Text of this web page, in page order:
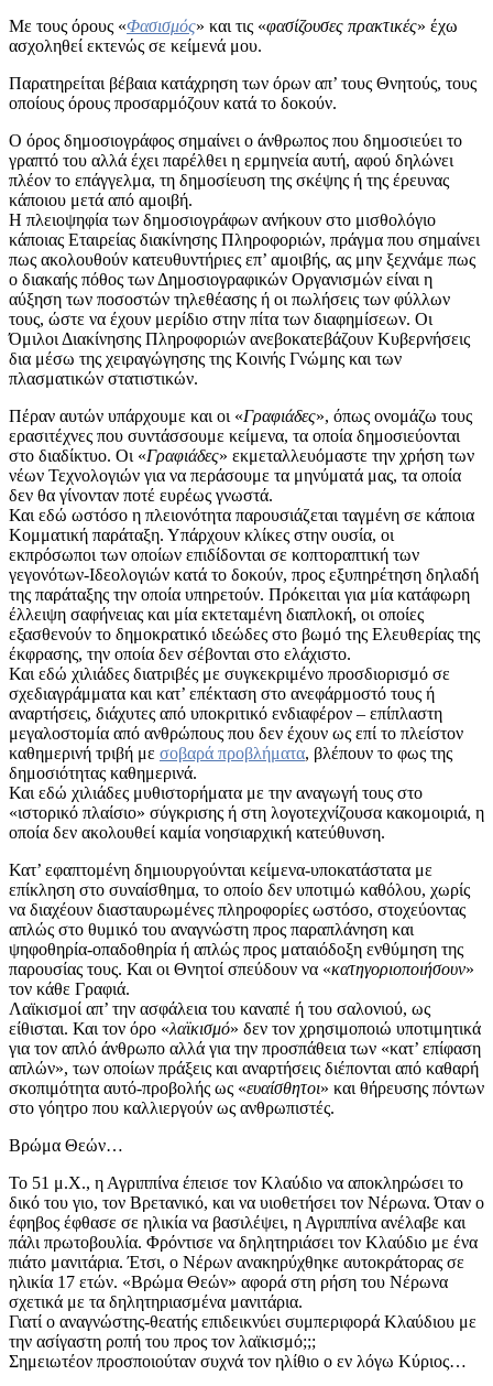
Με τους όρους «Φασισμός» και τις «φασίζουσες πρακτικές» έχω
ασχοληθεί εκτενώς σε κείμενά μου.
Παρατηρείται βέβαια κατάχρηση των όρων απ’ τους Θνητούς, τους
οποίους όρους προσαρμόζουν κατά το δοκούν.
Ο όρος δημοσιογράφος σημαίνει ο άνθρωπος που δημοσιεύει το
γραπτό του αλλά έχει παρέλθει η ερμηνεία αυτή, αφού δηλώνει
πλέον το επάγγελμα, τη δημοσίευση της σκέψης ή της έρευνας
κάποιου μετά από αμοιβή.
Η πλειοψηφία των δημοσιογράφων ανήκουν στο μισθολόγιο
κάποιας Εταιρείας διακίνησης Πληροφοριών, πράγμα που σημαίνει
πως ακολουθούν κατευθυντήριες επ’ αμοιβής, ας μην ξεχνάμε πως
ο διακαής πόθος των Δημοσιογραφικών Οργανισμών είναι η
αύξηση των ποσοστών τηλεθέασης ή οι πωλήσεις των φύλλων
τους, ώστε να έχουν μερίδιο στην πίτα των διαφημίσεων. Οι
Όμιλοι Διακίνησης Πληροφοριών ανεβοκατεβάζουν Κυβερνήσεις
δια μέσω της χειραγώγησης της Κοινής Γνώμης και των
πλασματικών στατιστικών.
Πέραν αυτών υπάρχουμε και οι «Γραφιάδες», όπως ονομάζω τους
ερασιτέχνες που συντάσσουμε κείμενα, τα οποία δημοσιεύονται
στο διαδίκτυο. Οι «Γραφιάδες» εκμεταλλευόμαστε την χρήση των
νέων Τεχνολογιών για να περάσουμε τα μηνύματά μας, τα οποία
δεν θα γίνονταν ποτέ ευρέως γνωστά.
Και εδώ ωστόσο η πλειονότητα παρουσιάζεται ταγμένη σε κάποια
Κομματική παράταξη. Υπάρχουν κλίκες στην ουσία, οι
εκπρόσωποι των οποίων επιδίδονται σε κοπτοραπτική των
γεγονότων-Ιδεολογιών κατά το δοκούν, προς εξυπηρέτηση δηλαδή
της παράταξης την οποία υπηρετούν. Πρόκειται για μία κατάφωρη
έλλειψη σαφήνειας και μία εκτεταμένη διαπλοκή, οι οποίες
εξασθενούν το δημοκρατικό ιδεώδες στο βωμό της Ελευθερίας της
έκφρασης, την οποία δεν σέβονται στο ελάχιστο.
Και εδώ χιλιάδες διατριβές με συγκεκριμένο προσδιορισμό σε
σχεδιαγράμματα και κατ’ επέκταση στο ανεφάρμοστό τους ή
αναρτήσεις, διάχυτες από υποκριτικό ενδιαφέρον – επίπλαστη
μεγαλοστομία από ανθρώπους που δεν έχουν ως επί το πλείστον
καθημερινή τριβή με σοβαρά προβλήματα, βλέπουν το φως της
δημοσιότητας καθημερινά.
Και εδώ χιλιάδες μυθιστορήματα με την αναγωγή τους στο
«ιστορικό πλαίσιο» σύγκρισης ή στη λογοτεχνίζουσα κακομοιριά, η
οποία δεν ακολουθεί καμία νοησιαρχική κατεύθυνση.
Κατ’ εφαπτομένη δημιουργούνται κείμενα-υποκατάστατα με
επίκληση στο συναίσθημα, το οποίο δεν υποτιμώ καθόλου, χωρίς
να διαχέουν διασταυρωμένες πληροφορίες ωστόσο, στοχεύοντας
απλώς στο θυμικό του αναγνώστη προς παραπλάνηση και
ψηφοθηρία-οπαδοθηρία ή απλώς προς ματαιόδοξη ενθύμηση της
παρουσίας τους. Και οι Θνητοί σπεύδουν να «κατηγοριοποιήσουν»
τον κάθε Γραφιά.
Λαϊκισμοί απ’ την ασφάλεια του καναπέ ή του σαλονιού, ως
είθισται. Και τον όρο «λαϊκισμό» δεν τον χρησιμοποιώ υποτιμητικά
για τον απλό άνθρωπο αλλά για την προσπάθεια των «κατ’ επίφαση
απλών», των οποίων πράξεις και αναρτήσεις διέπονται από καθαρή
σκοπιμότητα αυτό-προβολής ως «ευαίσθητοι» και θήρευσης πόντων
στο γόητρο που καλλιεργούν ως ανθρωπιστές.
Βρώμα Θεών…
Το 51 μ.Χ., η Αγριππίνα έπεισε τον Κλαύδιο να αποκληρώσει το
δικό του γιο, τον Βρετανικό, και να υιοθετήσει τον Νέρωνα. Όταν ο
έφηβος έφθασε σε ηλικία να βασιλέψει, η Αγριππίνα ανέλαβε και
πάλι πρωτοβουλία. Φρόντισε να δηλητηριάσει τον Κλαύδιο με ένα
πιάτο μανιτάρια. Έτσι, ο Νέρων ανακηρύχθηκε αυτοκράτορας σε
ηλικία 17 ετών. «Βρώμα Θεών» αφορά στη ρήση του Νέρωνα
σχετικά με τα δηλητηριασμένα μανιτάρια.
Γιατί ο αναγνώστης-θεατής επιδεικνύει συμπεριφορά Κλαύδιου με
την ασίγαστη ροπή του προς τον λαϊκισμό;;;
Σημειωτέον προσποιούταν συχνά τον ηλίθιο ο εν λόγω Κύριος…